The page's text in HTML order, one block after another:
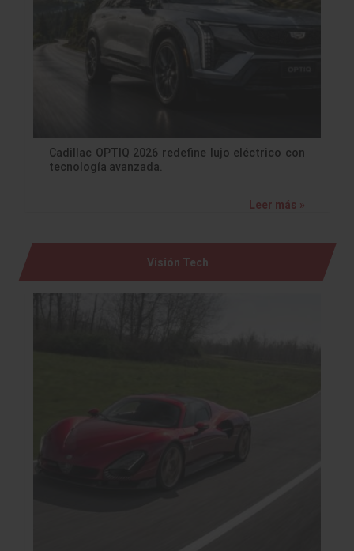
Cadillac OPTIQ 2026 redefine lujo eléctrico con
tecnología avanzada.
Leer más »
Visión Tech